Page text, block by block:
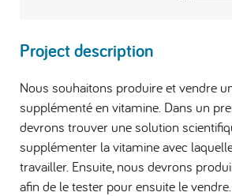
Project description
Nous souhaitons produire et vendre
supplémenté en vitamine. Dans un
devrons trouver une solution
supplémenter la vitamine avec
travailler. Ensuite, nous devrons
afin de le tester pour ensuite le vendre.